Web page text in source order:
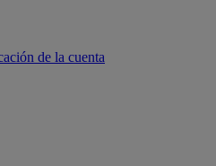
de la cuenta